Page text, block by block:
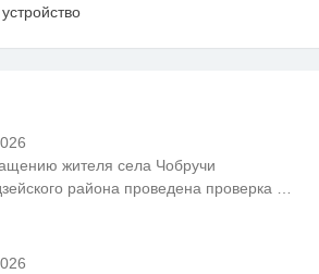
жителя села Чобручи
района проведена проверка